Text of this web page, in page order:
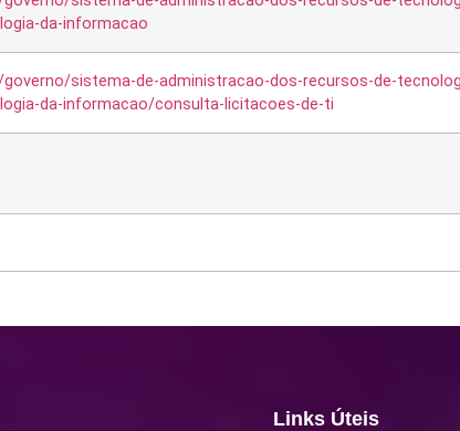
da-informacao
sistema-de-administracao-dos-recursos-de-
da-informacao/consulta-licitacoes-de-ti
Links Úteis